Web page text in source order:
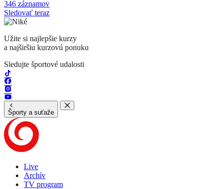
346 záznamov
Sledovať teraz
Užite si najlepšie kurzy
a najširšiu kurzovú ponuku
Sledujte športové udalosti
Športy a suťaže
Live
Archív
TV program